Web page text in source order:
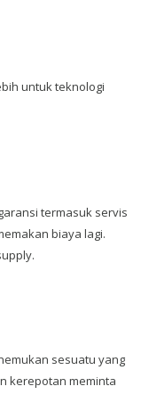
untuk teknologi
termasuk servis
biaya lagi.
sesuatu yang
kerepotan meminta